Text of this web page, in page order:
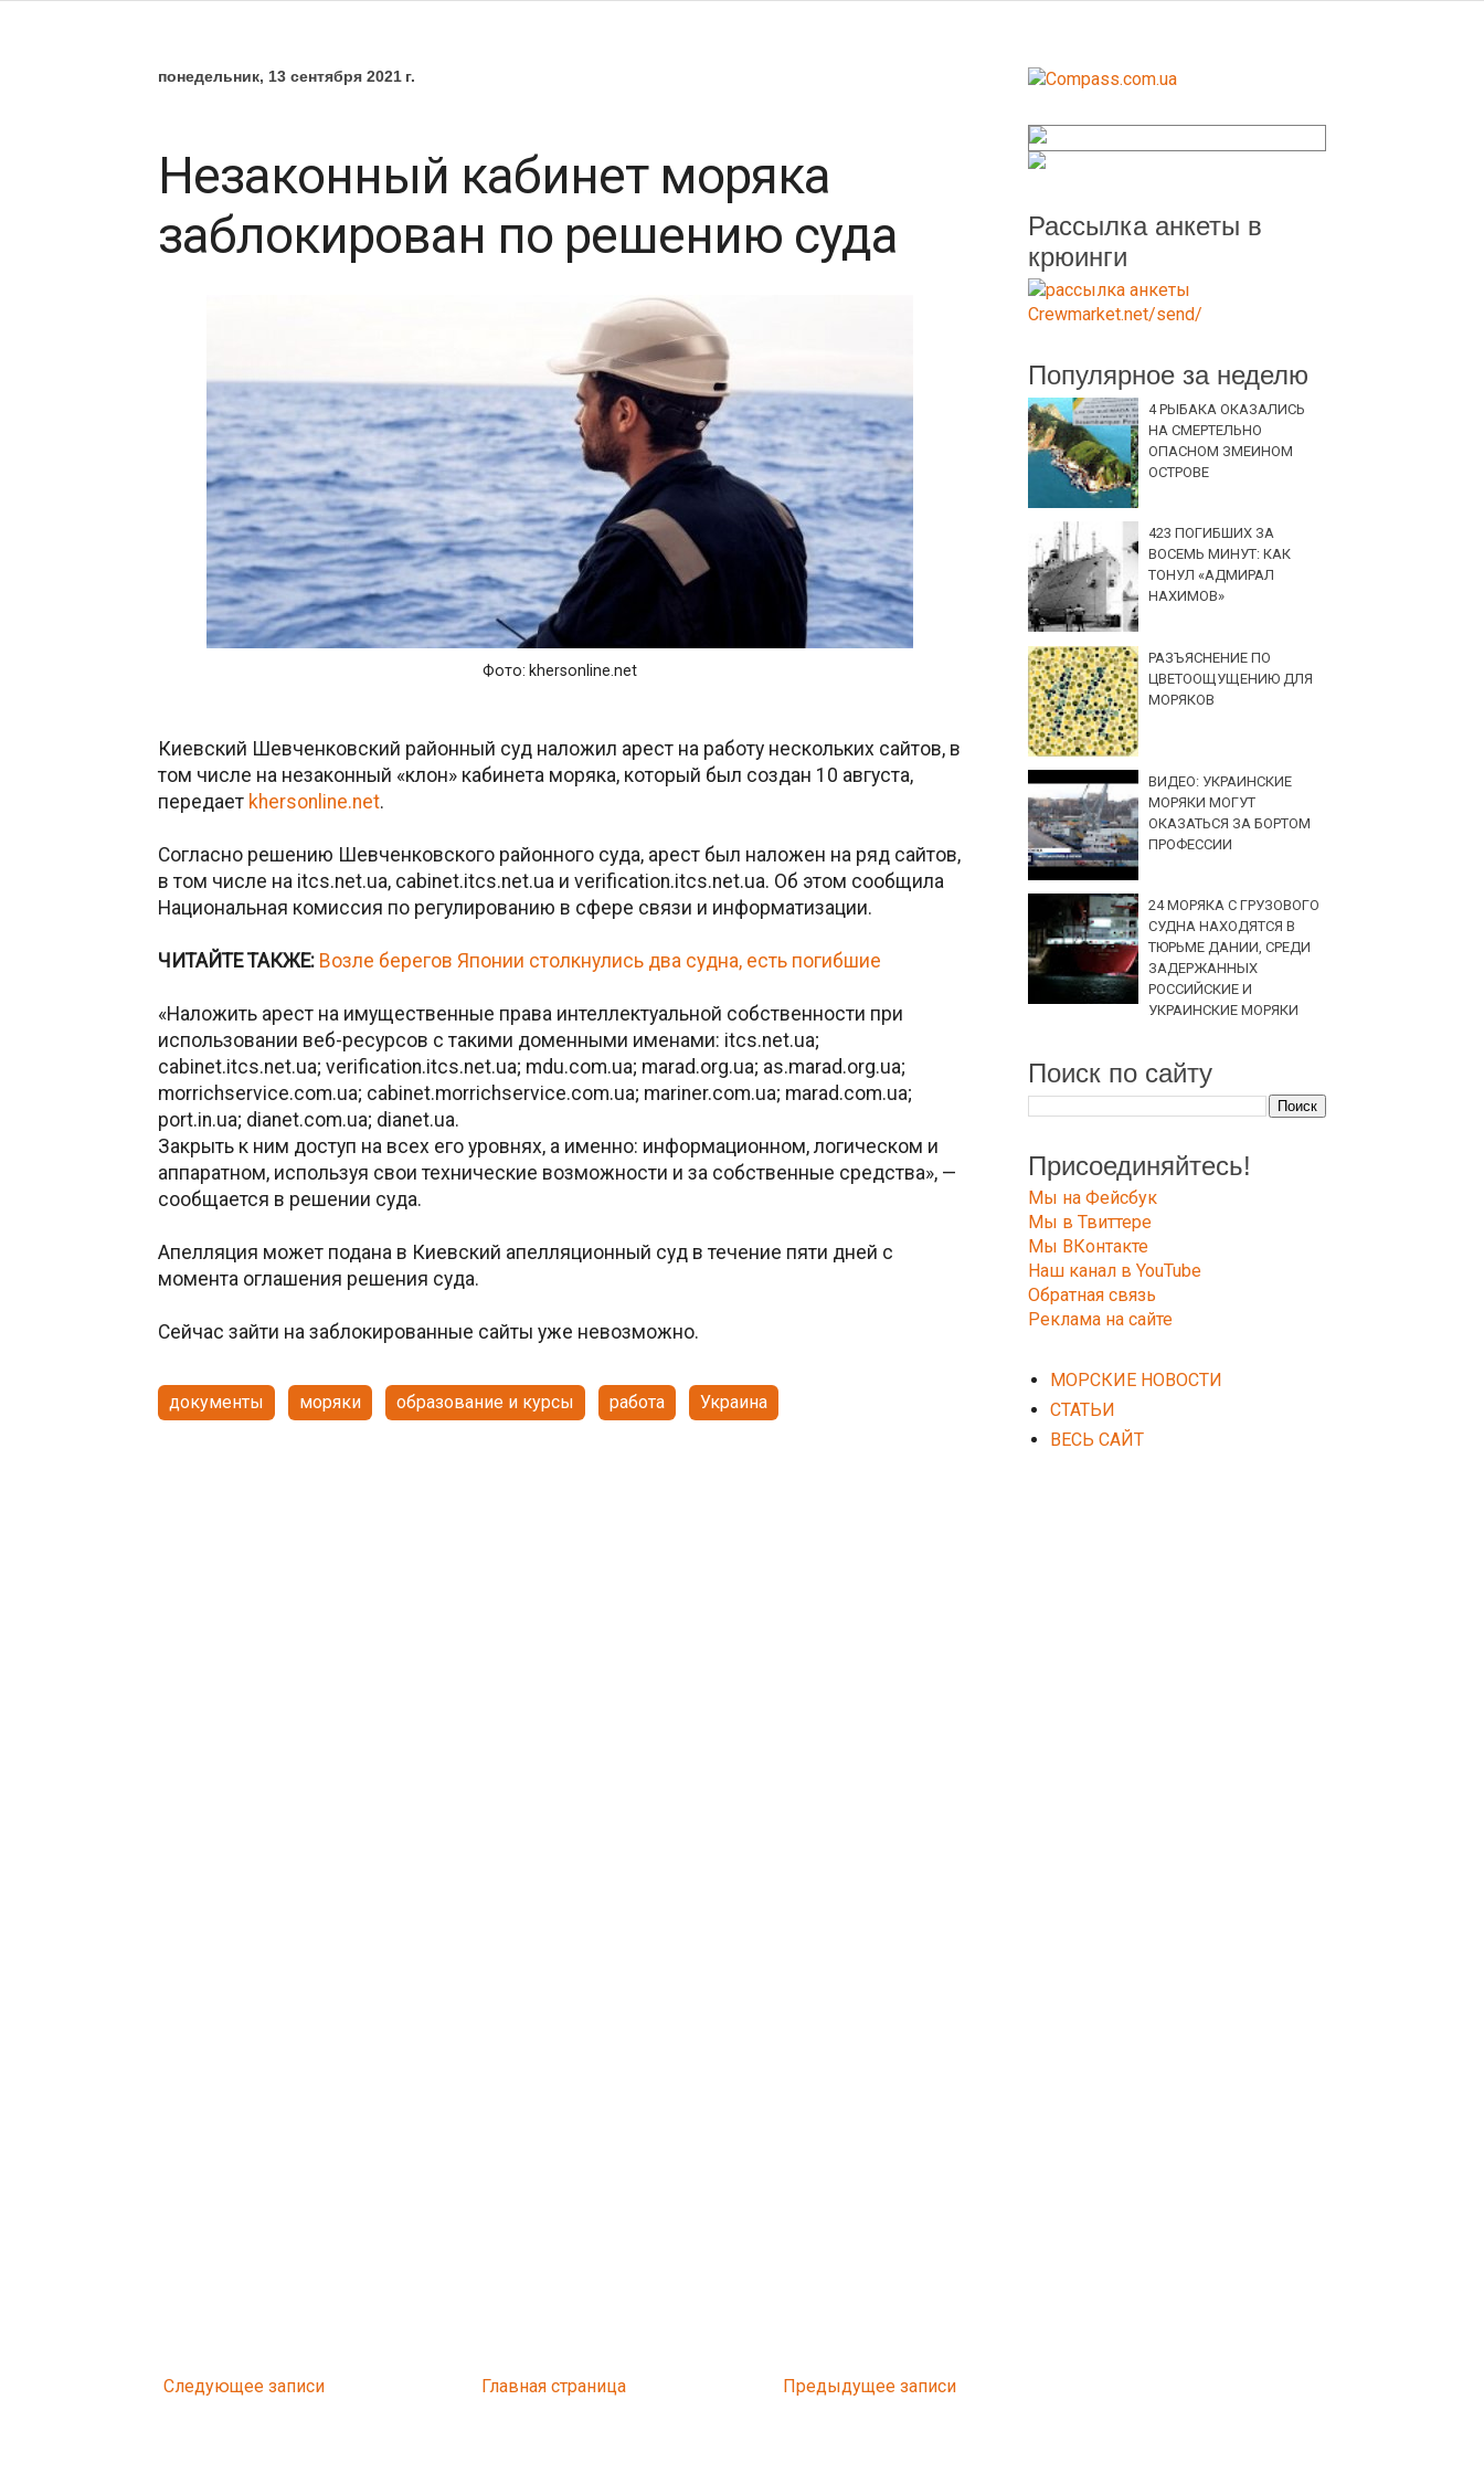
понедельник, 13 сентября 2021 г.
Незаконный кабинет моряка
заблокирован по решению суда
Фото: khersonline.net
Киевский Шевченковский районный суд наложил арест на работу нескольких сайтов, в
том числе на незаконный «клон» кабинета моряка, который был создан 10 августа,
передает khersonline.net.
Согласно решению Шевченковского районного суда, арест был наложен на ряд сайтов,
в том числе на itcs.net.ua, cabinet.itcs.net.ua и verification.itcs.net.ua. Об этом сообщила
Национальная комиссия по регулированию в сфере связи и информатизации.
ЧИТАЙТЕ ТАКЖЕ: Возле берегов Японии столкнулись два судна, есть погибшие
«Наложить арест на имущественные права интеллектуальной собственности при
использовании веб-ресурсов с такими доменными именами: itcs.net.ua;
cabinet.itcs.net.ua; verification.itcs.net.ua; mdu.com.ua; marad.org.ua; as.marad.org.ua;
morrichservice.com.ua; cabinet.morrichservicе.com.ua; mariner.com.ua; marad.com.ua;
рort.in.ua; dianet.com.ua; dianet.ua.
Закрыть к ним доступ на всех его уровнях, а именно: информационном, логическом и
аппаратном, используя свои технические возможности и за собственные средства», —
сообщается в решении суда.
Апелляция может подана в Киевский апелляционный суд в течение пяти дней с
момента оглашения решения суда.
Сейчас зайти на заблокированные сайты уже невозможно.
документы моряки образование и курсы работа Украина
Следующее Предыдущее
Главная страница
Рассылка анкеты в
крюинги
Популярное за неделю
4 РЫБАКА ОКАЗАЛИСЬ
НА СМЕРТЕЛЬНО
ОПАСНОМ ЗМЕИНОМ
ОСТРОВЕ
423 ПОГИБШИХ ЗА
ВОСЕМЬ МИНУТ: КАК
ТОНУЛ «АДМИРАЛ
НАХИМОВ»
РАЗЪЯСНЕНИЕ ПО
ЦВЕТООЩУЩЕНИЮ ДЛЯ
МОРЯКОВ
ВИДЕО: УКРАИНСКИЕ
МОРЯКИ МОГУТ
ОКАЗАТЬСЯ ЗА БОРТОМ
ПРОФЕССИИ
24 МОРЯКА С ГРУЗОВОГО
СУДНА НАХОДЯТСЯ В
ТЮРЬМЕ ДАНИИ, СРЕДИ
ЗАДЕРЖАННЫХ
РОССИЙСКИЕ И
УКРАИНСКИЕ МОРЯКИ
Поиск по сайту
Присоединяйтесь!
Мы на Фейсбук
Мы в Твиттере
Мы ВКонтакте
Наш канал в YouTube
Обратная связь
Реклама на сайте
МОРСКИЕ НОВОСТИ
СТАТЬИ
ВЕСЬ САЙТ